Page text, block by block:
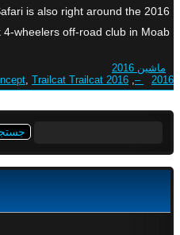
is also right around the
off-road club in Moab, […]
ماشین 2016
2016 –
,
2016 Concept
, Trailcat Trailcat